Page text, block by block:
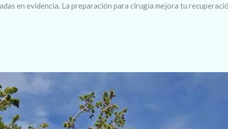
en evidencia. La preparación para cirugía mejora tu